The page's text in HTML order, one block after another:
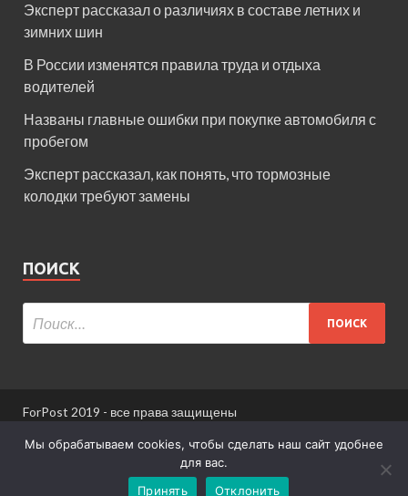
Эксперт рассказал о различиях в составе летних и
зимних шин
В России изменятся правила труда и отдыха
водителей
Названы главные ошибки при покупке автомобиля с
пробегом
Эксперт рассказал, как понять, что тормозные
колодки требуют замены
ПОИСК
ForPost 2019 - все права защищены
При использовании материалов сайта ссылка
Мы обрабатываем cookies, чтобы сделать наш сайт удобнее
для вас.
Принять
Отклонить